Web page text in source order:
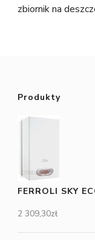
zbiornik na
Produkty
FERROLI SKY
2 309,30zł